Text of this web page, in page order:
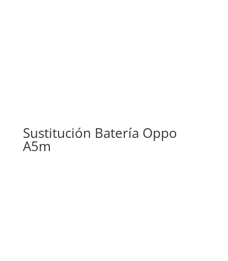
Sustitución Batería Oppo
A5m